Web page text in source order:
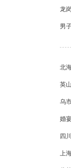
龙
男
北
英
乌
婚
四
上